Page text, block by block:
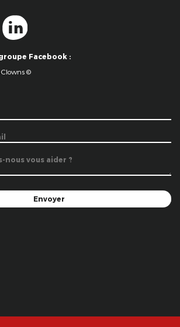
Facebook :
©